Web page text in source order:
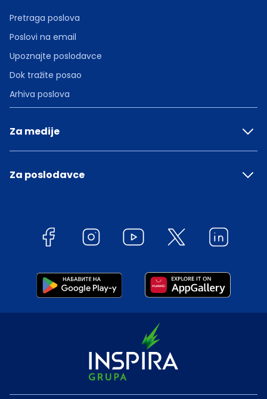
Pretraga poslova
Poslovi na email
Upoznajte poslodavce
Dok tražite posao
Arhiva poslova
Za medije
Za poslodavce